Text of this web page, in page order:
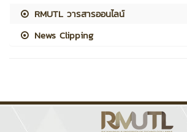
RMUTL วารสารออนไลน์
News Clipping